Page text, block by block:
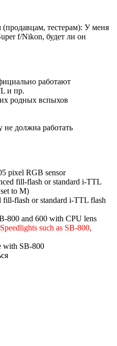
тестерам): У меня
f/Nikon, будет ли он
работают
и пр.
родных вспыхов
не должна работать
pixel RGB sensor
fill-flash or standard i-TTL
to M)
flash or standard i-TTL flash
800 and 600 with CPU lens
such as SB-800,
with SB-800